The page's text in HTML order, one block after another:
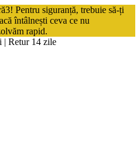
Pentru siguranță, trebuie să-ți
întâlnești ceva ce nu
rapid.
| Retur 14 zile